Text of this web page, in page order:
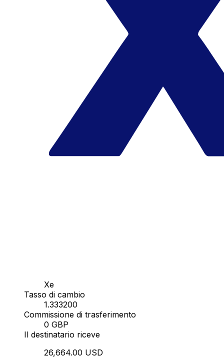
Xe
Tasso di cambio
1.333200
Commissione di trasferimento
0 GBP
Il destinatario riceve
26,664.00 USD